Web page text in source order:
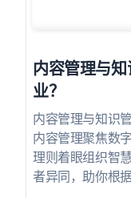
内容管理与
业？
内容管理与知识
内容管理聚焦数
理则着眼组织智
者异同，助你根